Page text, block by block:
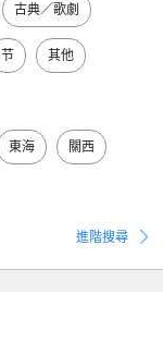
古典／歌劇
节 其他
東海 關西
進階搜尋